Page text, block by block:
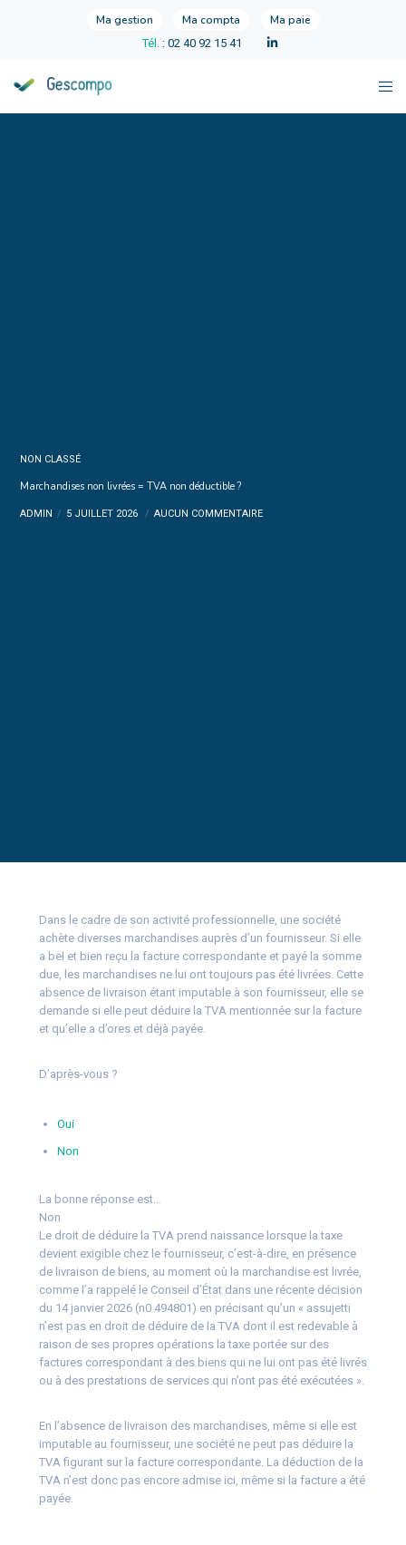
Ma gestion Ma compta Ma paie
Tél. : 02 40 92 15 41
NON CLASSÉ
Marchandises non livrées = TVA non déductible ?
ADMIN 5 JUILLET 2026 AUCUN COMMENTAIRE
Dans le cadre de son activité professionnelle, une société
achète diverses marchandises auprès d’un fournisseur. Si elle
a bel et bien reçu la facture correspondante et payé la somme
due, les marchandises ne lui ont toujours pas été livrées. Cette
absence de livraison étant imputable à son fournisseur, elle se
demande si elle peut déduire la TVA mentionnée sur la facture
et qu’elle a d’ores et déjà payée.
D’après-vous ?
Oui
Non
La bonne réponse est…
Non
Le droit de déduire la TVA prend naissance lorsque la taxe
devient exigible chez le fournisseur, c’est-à-dire, en présence
de livraison de biens, au moment où la marchandise est livrée,
comme l’a rappelé le Conseil d’État dans une récente décision
du 14 janvier 2026 (n0 494801) en précisant qu’un « assujetti
n’est pas en droit de déduire de la TVA dont il est redevable à
raison de ses propres opérations la taxe portée sur des
factures correspondant à des biens qui ne lui ont pas été livrés
ou à des prestations de services qui n’ont pas été exécutées ».
En l’absence de livraison des marchandises, même si elle est
imputable au fournisseur, une société ne peut pas déduire la
TVA figurant sur la facture correspondante. La déduction de la
TVA n’est donc pas encore admise ici, même si la facture a été
payée.